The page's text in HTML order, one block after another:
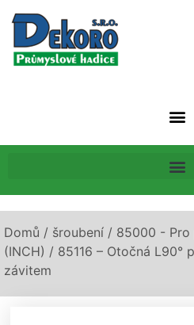
Domů / šroubení / 85000 - Pro
(INCH) / 85116 – Otočná L90°
závitem